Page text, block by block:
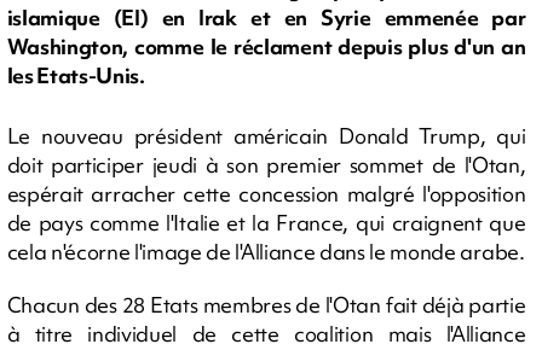
islamique (EI) en Irak et en Syrie emmenée par
Washington, comme le réclament depuis plus d'un an
les Etats-Unis.
Le nouveau président américain Donald Trump, qui
doit participer jeudi à son premier sommet de l'Otan,
espérait arracher cette concession malgré l'opposition
de pays comme l'Italie et la France, qui craignent que
cela n'écorne l'image de l'Alliance dans le monde arabe.
Chacun des 28 Etats membres de l'Otan fait déjà partie
à titre individuel de cette coalition mais l'Alliance